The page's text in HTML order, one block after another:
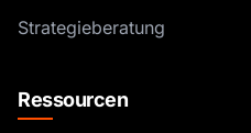
Strategieberatung
Ressourcen